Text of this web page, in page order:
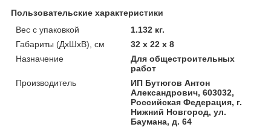
Пользовательские характеристики
Вес с упаковкой
1.132 кг.
Габариты (ДхШхВ), см
32 x 22 x 8
Назначение
Для общестроительных
работ
Производитель
ИП Бутюгов Антон
Александрович, 603032,
Российская Федерация, г.
Нижний Новгород, ул.
Баумана, д. 64